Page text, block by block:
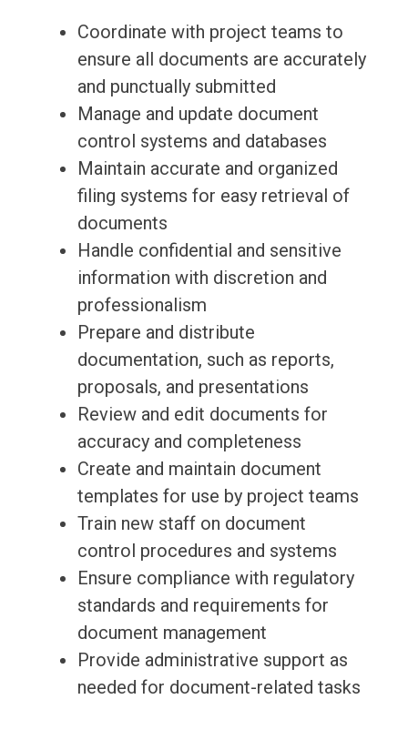
Coordinate with project teams to
ensure all documents are accurately
and punctually submitted
Manage and update document
control systems and databases
Maintain accurate and organized
filing systems for easy retrieval of
documents
Handle confidential and sensitive
information with discretion and
professionalism
Prepare and distribute
documentation, such as reports,
proposals, and presentations
Review and edit documents for
accuracy and completeness
Create and maintain document
templates for use by project teams
Train new staff on document
control procedures and systems
Ensure compliance with regulatory
standards and requirements for
document management
Provide administrative support as
needed for document-related tasks